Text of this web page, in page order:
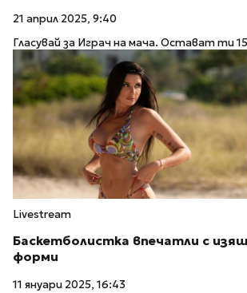
21 април 2025, 9:40
Гласувай за Играч на мача. Остават ти
Livestream
Баскетболистка впечатли с
форми
11 януари 2025, 16:43